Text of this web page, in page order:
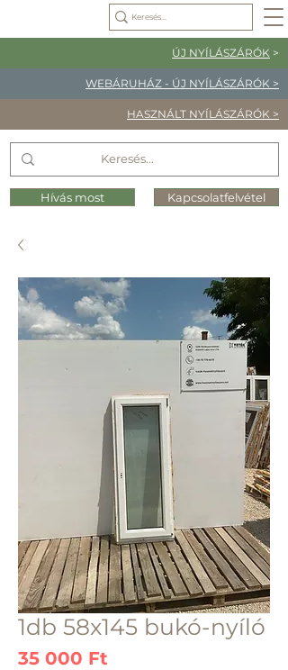
ÚJ NYÍLÁSZÁRÓK >
WEBÁRUHÁZ - ÚJ NYÍLÁSZÁRÓK >
HASZNÁLT NYÍLÁSZÁRÓK >
Hívás most Kapcsolatfelvétel
1db 58x145 bukó-nyíló
35 000 Ft